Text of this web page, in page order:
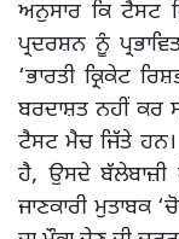
ਅਨੁਸਾਰ ਕਿ ਟੈਸਟ
ਪ੍ਰਦਰਸ਼ਨ ਨੂੰ
‘ਭਾਰਤੀ ਕ੍ਰਿਕੇਟ
ਬਰਦਾਸ਼ਤ ਨਹੀਂ ਕਰ
ਟੈਸਟ ਮੈਚ ਜਿੱਤੇ ਹਨ।
ਹੈ, ਉਸਦੇ
ਜਾਣਕਾਰੀ ਮੁਤਾਬਕ